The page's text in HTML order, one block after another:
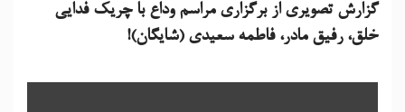
گزارش تصویری از برگزاری مراسم وداع با چریک فدایی
خلق، رفیق مادر، فاطمه سعیدی (شایگان)!